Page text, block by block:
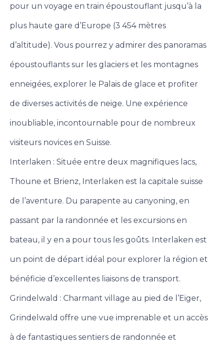
pour un voyage en train époustouflant jusqu’à la
plus haute gare d’Europe (3 454 mètres
d’altitude). Vous pourrez y admirer des panoramas
époustouflants sur les glaciers et les montagnes
enneigées, explorer le Palais de glace et profiter
de diverses activités de neige. Une expérience
inoubliable, incontournable pour de nombreux
visiteurs novices en Suisse.
Interlaken : Située entre deux magnifiques lacs,
Thoune et Brienz, Interlaken est la capitale suisse
de l’aventure. Du parapente au canyoning, en
passant par la randonnée et les excursions en
bateau, il y en a pour tous les goûts. Interlaken est
un point de départ idéal pour explorer la région et
bénéficie d’excellentes liaisons de transport.
Grindelwald : Charmant village au pied de l’Eiger,
Grindelwald offre une vue imprenable et un accès
à de fantastiques sentiers de randonnée et